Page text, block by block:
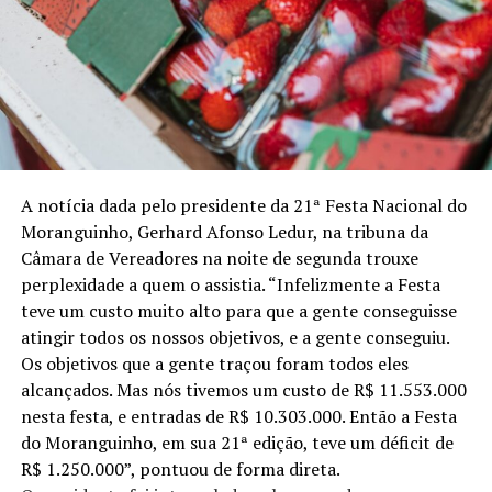
TÓPICOS RELACIONADOS: MINAS GERAIS WBK
A SEGUIR
Aos 80 nem o avião impõem medo
NÃO PERCA
Visita de alemães marca 195 anos da imigração
A notícia dada pelo presidente da 21ª Festa Nacional do
Moranguinho, Gerhard Afonso Ledur, na tribuna da
Câmara de Vereadores na noite de segunda trouxe
perplexidade a quem o assistia. “Infelizmente a Festa
teve um custo muito alto para que a gente conseguisse
atingir todos os nossos objetivos, e a gente conseguiu.
Os objetivos que a gente traçou foram todos eles
alcançados. Mas nós tivemos um custo de R$ 11.553.000
nesta festa, e entradas de R$ 10.303.000. Então a Festa
do Moranguinho, em sua 21ª edição, teve um déficit de
R$ 1.250.000”, pontuou de forma direta.